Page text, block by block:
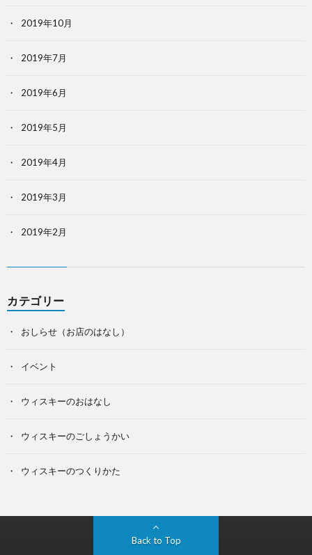
2019年10月
2019年7月
2019年6月
2019年5月
2019年4月
2019年3月
2019年2月
カテゴリー
おしらせ（お店のはなし）
イベント
ウィスキーのおはなし
ウィスキーのごしょうかい
ウィスキーのつくりかた
Back to Top